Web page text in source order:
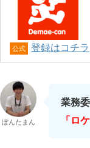
公式 登録はコチラ
ぽんたまん
業務
「ロ